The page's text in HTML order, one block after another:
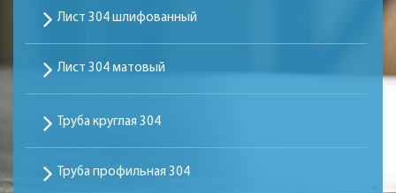
Лист 304 шлифованный
Лист 304 матовый
Труба круглая 304
Труба профильная 304